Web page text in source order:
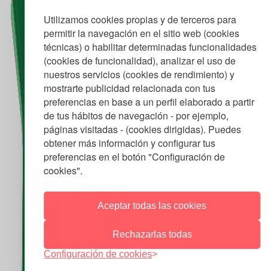
Utilizamos cookies propias y de terceros para
permitir la navegación en el sitio web (cookies
técnicas) o habilitar determinadas funcionalidades
(cookies de funcionalidad), analizar el uso de
nuestros servicios (cookies de rendimiento) y
mostrarte publicidad relacionada con tus
preferencias en base a un perfil elaborado a partir
de tus hábitos de navegación - por ejemplo,
páginas visitadas - (cookies dirigidas). Puedes
obtener más información y configurar tus
preferencias en el botón "Configuración de
cookies".
Aceptar todas las cookies
Rechazarlas todas
Configuración de cookies